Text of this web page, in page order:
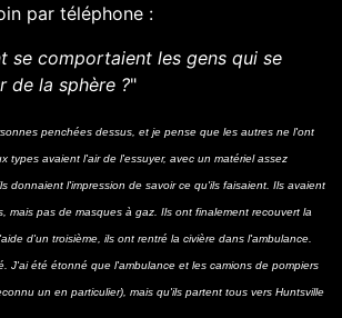
par téléphone :
se comportaient les gens qui se
de la sphère ?"
penchées dessus, et je pense que les autres ne l'ont
types avaient l'air de l'essuyer, avec un matériel assez
donnaient l'impression de savoir ce qu'ils faisaient. Ils avaient
mais pas de masques à gaz. Ils ont finalement recouvert la
d'un troisième, ils ont rentré la civière dans l'ambulance.
J'ai été étonné que l'ambulance et les camions de pompiers
un en particulier), mais qu'ils partent tous vers Huntsville